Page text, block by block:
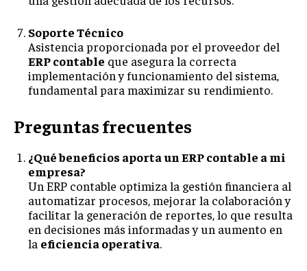
Soporte Técnico
Asistencia proporcionada por el proveedor del
ERP contable que asegura la correcta
implementación y funcionamiento del sistema,
fundamental para maximizar su rendimiento.
Preguntas frecuentes
¿Qué beneficios aporta un ERP contable a mi
empresa?
Un ERP contable optimiza la gestión financiera al
automatizar procesos, mejorar la colaboración y
facilitar la generación de reportes, lo que resulta
en decisiones más informadas y un aumento en
la eficiencia operativa.